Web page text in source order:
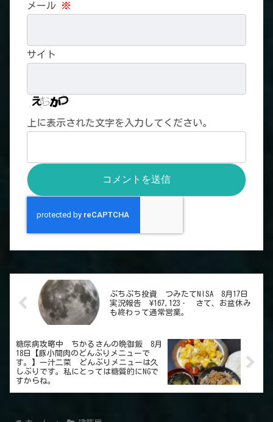
メール ※
サイト
上に表示された文字を入力してください。
ぷちぷち投資 つみたてNISA 8月17日
実況報告 ¥167,123‐ さて、お盆休み
も終わって通常営業。
糖尿病攻略中 ちかるさんの晩御飯 8月
18日【豚小間肉のどんぶりメニューで
す。】一汁二菜 どんぶりメニューは久
しぶりです。私にとっては糖質的にNGで
すからね。